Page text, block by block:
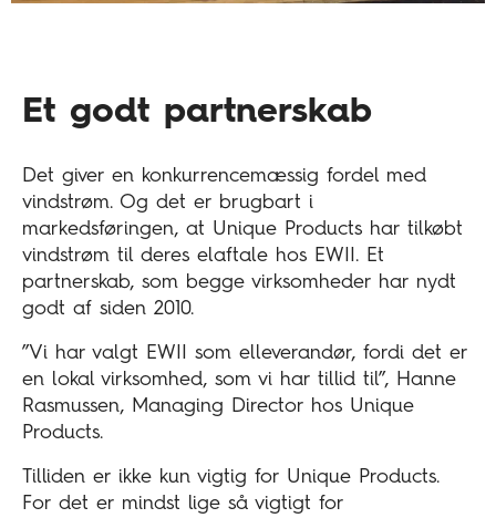
Et godt partnerskab
Det giver en konkurrencemæssig fordel med
vindstrøm. Og det er brugbart i
markedsføringen, at Unique Products har tilkøbt
vindstrøm til deres elaftale hos EWII. Et
partnerskab, som begge virksomheder har nydt
godt af siden 2010.
”Vi har valgt EWII som elleverandør, fordi det er
en lokal virksomhed, som vi har tillid til”, Hanne
Rasmussen, Managing Director hos Unique
Products.
Tilliden er ikke kun vigtig for Unique Products.
For det er mindst lige så vigtigt for